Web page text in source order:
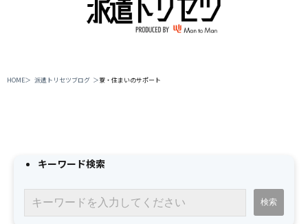
HOME＞ 派遣トリセツブログ ＞寮・住まいのサポート
キーワード検索